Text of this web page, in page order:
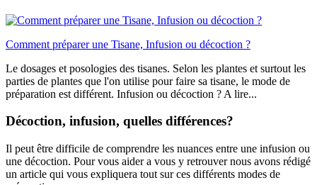
Comment préparer une Tisane, Infusion ou décoction ?
Le dosages et posologies des tisanes. Selon les plantes et surtout les
parties de plantes que l'on utilise pour faire sa tisane, le mode de
préparation est différent. Infusion ou décoction ? A lire...
Décoction, infusion, quelles différences?
Il peut être difficile de comprendre les nuances entre une infusion ou
une décoction. Pour vous aider a vous y retrouver nous avons rédigé
un article qui vous expliquera tout sur ces différents modes de